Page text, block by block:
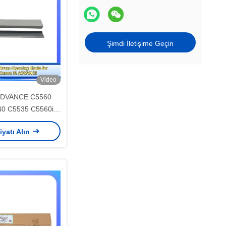
Şimdi İletişime Geçin
Video
C5560
C5535 C5560i
C5535i Yedek
için
Alın